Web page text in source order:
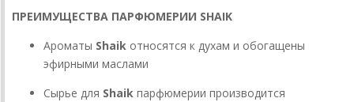
ПРЕИМУЩЕСТВА ПАРФЮМЕРИИ SHAIK
Ароматы Shaik относятся к духам и обогащены
эфирными маслами
Сырье для Shaik парфюмерии производится